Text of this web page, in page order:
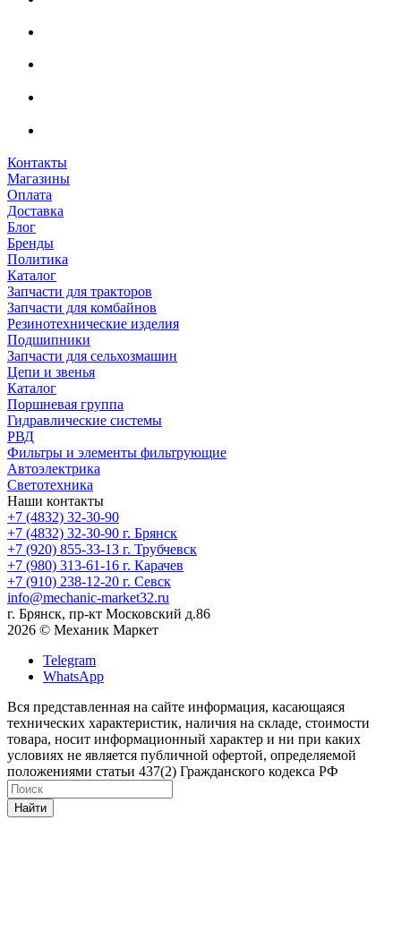
Контакты
Магазины
Оплата
Доставка
Блог
Бренды
Политика
Каталог
Запчасти для тракторов
Запчасти для комбайнов
Резинотехнические изделия
Подшипники
Запчасти для сельхозмашин
Цепи и звенья
Каталог
Поршневая группа
Гидравлические системы
РВД
Фильтры и элементы фильтрующие
Автоэлектрика
Светотехника
Наши контакты
+7 (4832) 32-30-90
+7 (4832) 32-30-90 г. Брянск
+7 (920) 855-33-13 г. Трубчевск
+7 (980) 313-61-16 г. Карачев
+7 (910) 238-12-20 г. Севск
info@mechanic-market32.ru
г. Брянск, пр-кт Московский д.86
2026 © Механик Маркет
Telegram
WhatsApp
Вся представленная на сайте информация, касающаяся
технических характеристик, наличия на складе, стоимости
товара, носит информационный характер и ни при каких
условиях не является публичной офертой, определяемой
положениями статьи 437(2) Гражданского кодекса РФ
Найти